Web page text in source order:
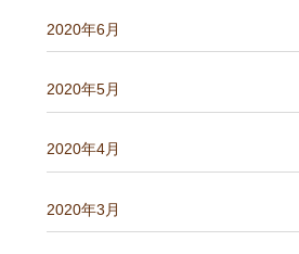
2020年6月
2020年5月
2020年4月
2020年3月